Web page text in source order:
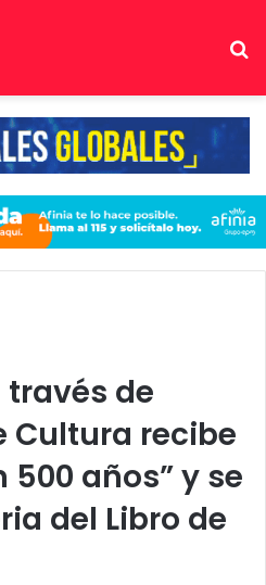
través de
Cultura recibe
500 años” y se
del Libro de